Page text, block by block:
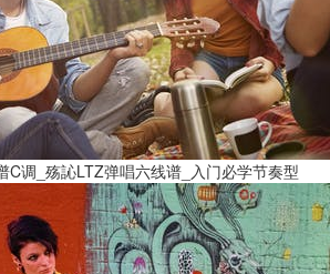
C调_殇訫LTZ弹唱六线谱_入门必学节奏型